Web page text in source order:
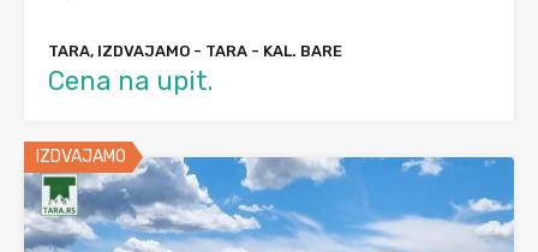
TARA, IZDVAJAMO - TARA - KAL. BARE
Cena na upit.
IZDVAJAMO